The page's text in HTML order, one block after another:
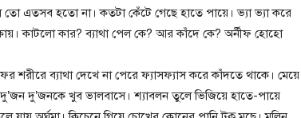
তো এতসব হতো না। কতটা কেঁটে গেছে হাতে পায়ে। ভ্যা ভ্যা করে
কাটলো কার? ব্যাথা পেল কে? আর কাঁদে কে? অর্নীফ হোহো
শরীরে ব্যাথা দেখে না পেরে ফ্যাসফ্যাস করে কাঁদতে থাকে। মেয়ে
দু’জনকে খুব ভালবাসে। শ্যাবলন তুলে ভিজিয়ে হাতে-পায়ে